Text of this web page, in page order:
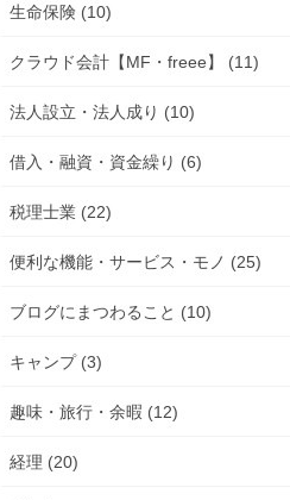
生命保険 (10)
クラウド会計【MF・freee】 (11)
法人設立・法人成り (10)
借入・融資・資金繰り (6)
税理士業 (22)
便利な機能・サービス・モノ (25)
ブログにまつわること (10)
キャンプ (3)
趣味・旅行・余暇 (12)
経理 (20)